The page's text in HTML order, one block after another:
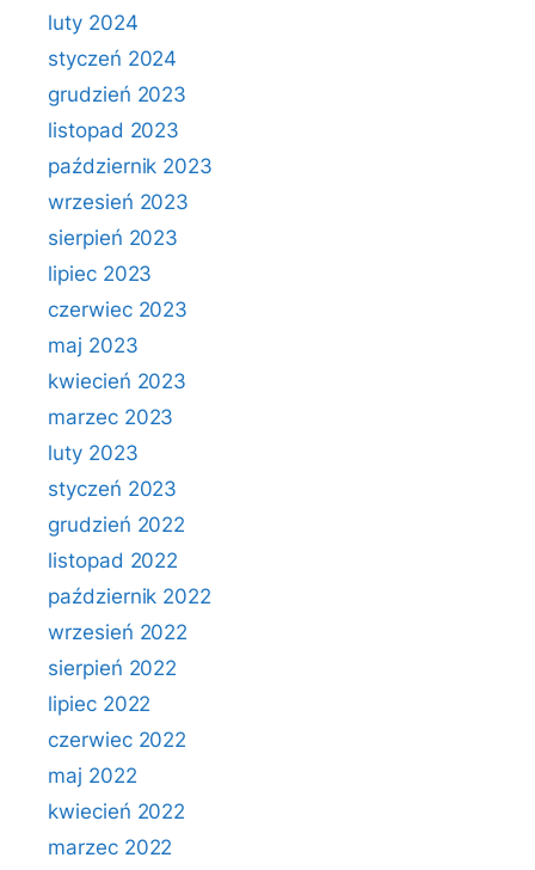
luty 2024
styczeń 2024
grudzień 2023
listopad 2023
październik 2023
wrzesień 2023
sierpień 2023
lipiec 2023
czerwiec 2023
maj 2023
kwiecień 2023
marzec 2023
luty 2023
styczeń 2023
grudzień 2022
listopad 2022
październik 2022
wrzesień 2022
sierpień 2022
lipiec 2022
czerwiec 2022
maj 2022
kwiecień 2022
marzec 2022